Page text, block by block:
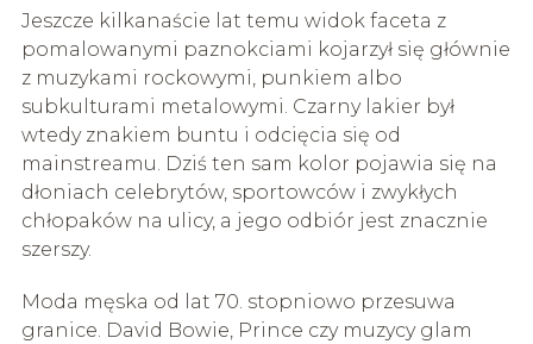
Jeszcze kilkanaście lat temu widok faceta z
pomalowanymi paznokciami kojarzył się głównie
z muzykami rockowymi, punkiem albo
subkulturami metalowymi. Czarny lakier był
wtedy znakiem buntu i odcięcia się od
mainstreamu. Dziś ten sam kolor pojawia się na
dłoniach celebrytów, sportowców i zwykłych
chłopaków na ulicy, a jego odbiór jest znacznie
szerszy.
Moda męska od lat 70. stopniowo przesuwa
granice. David Bowie, Prince czy muzycy glam